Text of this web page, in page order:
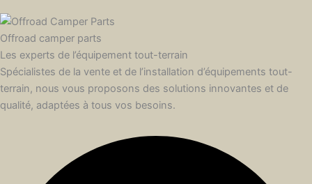
Offroad camper parts
Les experts de l’équipement tout-terrain
Spécialistes de la vente et de l’installation d’équipements tout-
terrain, nous vous proposons des solutions innovantes et de
qualité, adaptées à tous vos besoins.